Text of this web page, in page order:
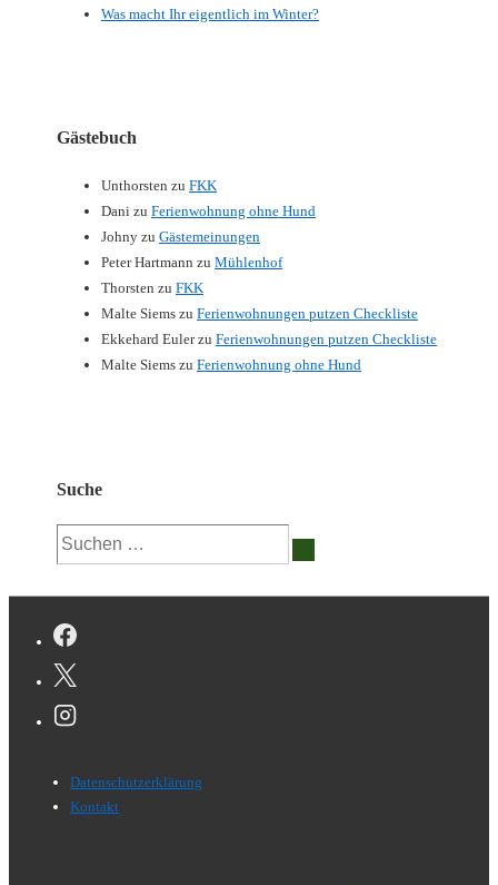
Was macht Ihr eigentlich im Winter?
Gästebuch
Unthorsten zu FKK
Dani zu Ferienwohnung ohne Hund
Johny zu Gästemeinungen
Peter Hartmann zu Mühlenhof
Thorsten zu FKK
Malte Siems zu Ferienwohnungen putzen Checkliste
Ekkehard Eulerzu Ferienwohnungen putzen Checkliste
Malte Siems zu Ferienwohnung ohne Hund
Suche
Suchen
nach:
Footer-
Menü
Datenschutzerklärung
Kontakt